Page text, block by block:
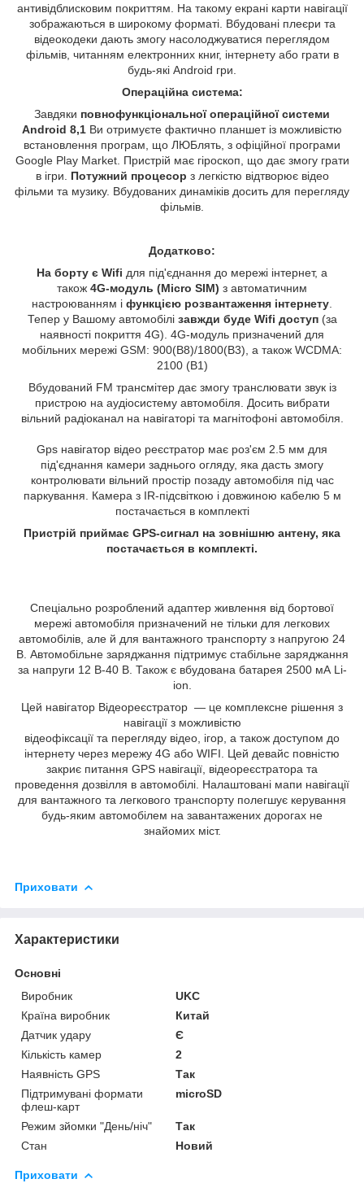
антивідблисковим покриттям. На такому екрані карти навігації
зображаються в широкому форматі. Вбудовані плеєри та
відеокодеки дають змогу насолоджуватися переглядом
фільмів, читанням електронних книг, інтернету або грати в
будь-які Android гри.
Операційна система:
Завдяки повнофункціональної операційної системи
Android 8,1 Ви отримуєте фактично планшет із можливістю
встановлення програм, що ЛЮБлять, з офіційної програми
Google Play Market. Пристрій має гіроскоп, що дає змогу грати
в ігри. Потужний процесор з легкістю відтворює відео
фільми та музику. Вбудованих динаміків досить для перегляду
фільмів.
Додатково:
На борту є Wifi для під'єднання до мережі інтернет, а
також 4G-модуль (Micro SIM) з автоматичним
настроюванням і функцією розвантаження інтернету
Тепер у Вашому автомобілі завжди буде Wifi доступ(за
наявності покриття 4G). 4G-модуль призначений для
мобільних мережі GSM: 900(B8)/1800(B3), а також WCDMA:
2100 (B1)
Вбудований FM трансмітер дає змогу транслювати звук із
пристрою на аудіосистему автомобіля. Досить вибрати
вільний радіоканал на навігаторі та магнітофоні автомобіля.
Gps навігатор відео реєстратор має роз'єм 2.5 мм для
під'єднання камери заднього огляду, яка дасть змогу
контролювати вільний простір позаду автомобіля під час
паркування. Камера з IR-підсвіткою і довжиною кабелю 5 м
постачається в комплекті
Пристрій приймає GPS-сигнал на зовнішню антену, яка
постачається в комплекті.
Спеціально розроблений адаптер живлення від бортової
мережі автомобіля призначений не тільки для легкових
автомобілів, але й для вантажного транспорту з напругою 24
В. Автомобільне заряджання підтримує стабільне заряджання
за напруги 12 В-40 В. Також є вбудована батарея 2500 мА Li-
ion.
Цей навігатор Відеореєстратор — це комплексне рішення з
навігації з можливістю
відеофіксації та перегляду відео, ігор, а також доступом до
інтернету через мережу 4G або WIFI. Цей девайс повністю
закриє питання GPS навігації, відеореєстратора та
проведення дозвілля в автомобілі. Налаштовані мапи навігації
для вантажного та легкового транспорту полегшує керування
будь-яким автомобілем на завантажених дорогах не
знайомих міст.
Приховати
Характеристики
Основні
Виробник
UKC
Країна виробник
Китай
Датчик удару
Є
Кількість камер
2
Наявність GPS
Так
Підтримувані формати
флеш-карт
microSD
Режим зйомки "День/ніч"
Так
Стан
Новий
Приховати